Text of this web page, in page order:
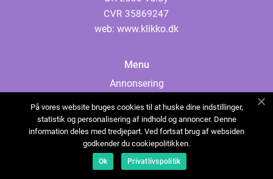
web: www.klikko.dk
Menu
Annonsering
Cookies
Kontakta oss
Sitemap
På vores website bruges cookies til at huske dine indstillinger,
statistik og personalisering af indhold og annoncer. Denne
information deles med tredjepart. Ved fortsat brug af websiden
godkender du cookiepolitikken.
Ok Privatlivspolitik